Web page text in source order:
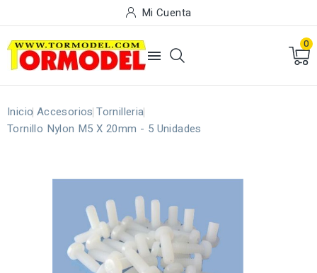
Mi Cuenta

0
Inicio Accesorios Tornilleria
Tornillo Nylon M5 X 20mm - 5 Unidades